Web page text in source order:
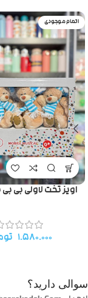
اتمام موجودی
اویز تخت لاولی بی
۱.۵۸۰.۰۰۰
سوالی دارید؟